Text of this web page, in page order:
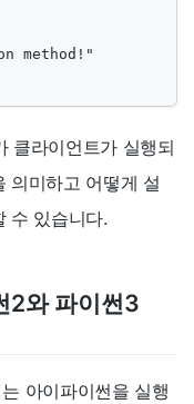
method!"
클라이언트가 실행되
의미하고 어떻게 설
수 있습니다.
2와 파이썬3
아이파이썬을 실행